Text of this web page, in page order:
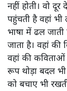
नहीं होती। वो
पहुंचती है वहां
भाषा में ढल
जाता है। वहां की
वहां की कविताओं
रूप थोड़ा बदल
को बचाए भी